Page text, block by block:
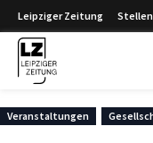
Leipziger Zeitung
Veranstaltungen